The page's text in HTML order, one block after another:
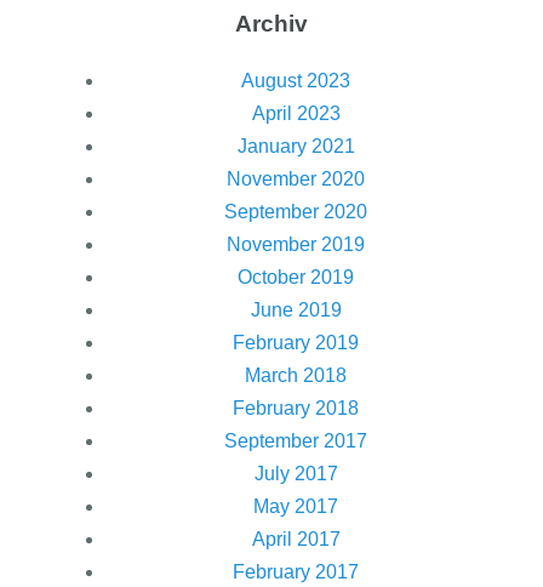
Archiv
August 2023
April 2023
January 2021
November 2020
September 2020
November 2019
October 2019
June 2019
February 2019
March 2018
February 2018
September 2017
July 2017
May 2017
April 2017
February 2017